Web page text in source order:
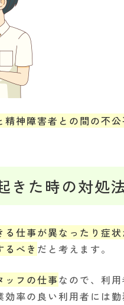
神障害者との間の不
きた時の対処
る仕事が異なったり症
るべき だと考えます。
ッフの仕事なので、利
率の良い利用者には